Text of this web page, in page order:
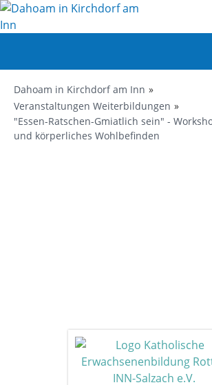
Dahoam in Kirchdorf am Inn
Veranstaltungen Weiterbildungen
"Essen-Ratschen-Gmiatlich sein" -
und körperliches Wohlbefinden